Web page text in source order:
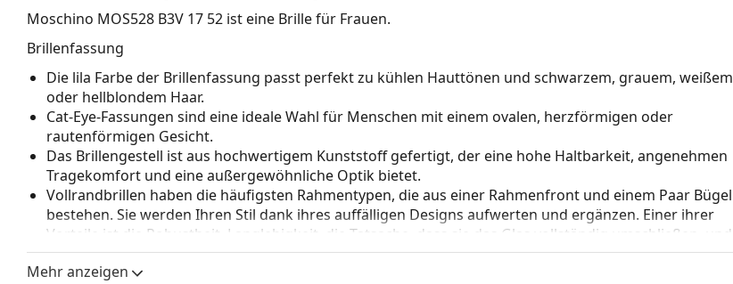
Moschino MOS528 B3V 17 52 ist eine Brille für Frauen.
Brillenfassung
Die lila Farbe der Brillenfassung passt perfekt zu kühlen Hauttönen und schwarzem, grauem, weißem
oder hellblondem Haar.
Cat-Eye-Fassungen sind eine ideale Wahl für Menschen mit einem ovalen, herzförmigen oder
rautenförmigen Gesicht.
Das Brillengestell ist aus hochwertigem Kunststoff gefertigt, der eine hohe Haltbarkeit, angenehmen
Tragekomfort und eine außergewöhnliche Optik bietet.
Vollrandbrillen haben die häufigsten Rahmentypen, die aus einer Rahmenfront und einem Paar Bügel
bestehen. Sie werden Ihren Stil dank ihres auffälligen Designs aufwerten und ergänzen. Einer ihrer
Vorteile ist die Robustheit, Langlebigkeit, die Tatsache, dass sie das Glas vollständig umschließen, und
vor allem ihr Schutz vor Beschädigungen. Dieser Rahmentyp ist für alle Gläser geeignet, auch für
Gläser mit höherer optischer Leistung.
Mehr anzeigen